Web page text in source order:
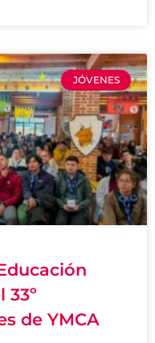
JÓVENES
33º
de YMCA